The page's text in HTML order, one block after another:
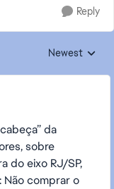
Reply
Replies sorted
Newest
da
sobre
do eixo RJ/SP,
comprar o